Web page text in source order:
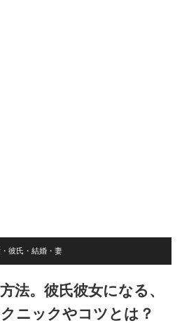
彼氏・結婚・妻
法。彼氏彼女になる、
ニックやコツとは？